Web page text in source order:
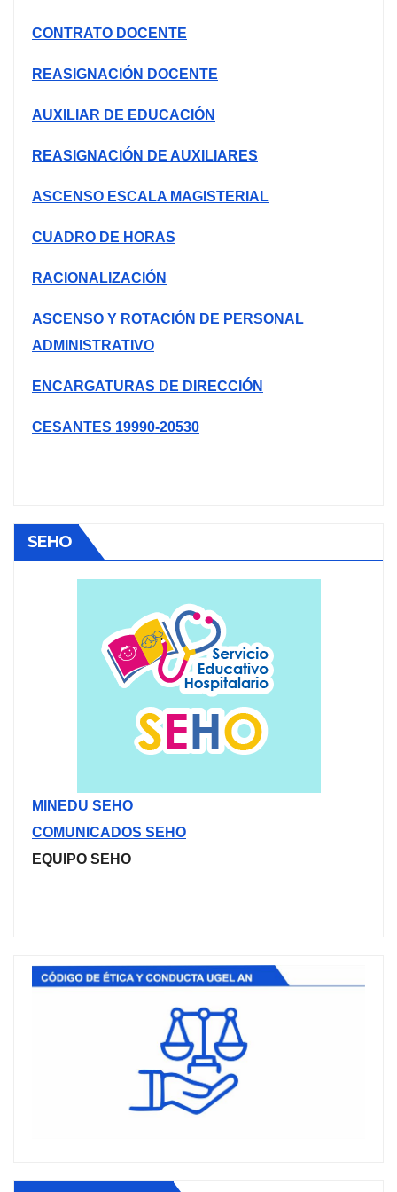
CONTRATO DOCENTE
REASIGNACIÓN DOCENTE
AUXILIAR DE EDUCACIÓN
REASIGNACIÓN DE AUXILIARES
ASCENSO ESCALA MAGISTERIAL
CUADRO DE HORAS
RACIONALIZACIÓN
ASCENSO Y ROTACIÓN DE PERSONAL
ADMINISTRATIVO
ENCARGATURAS DE DIRECCIÓN
CESANTES 19990-20530
SEHO
MINEDU SEHO
COMUNICADOS SEHO
EQUIPO SEHO